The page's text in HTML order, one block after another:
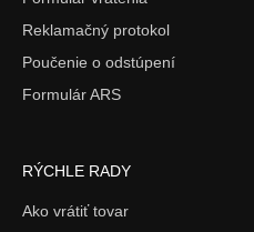
Reklamačný protokol
Poučenie o odstúpení
Formulár ARS
RÝCHLE RADY
Ako vrátiť tovar